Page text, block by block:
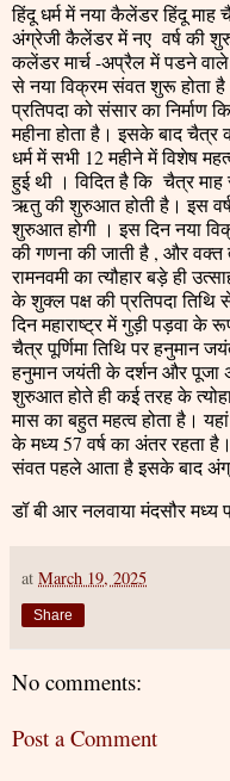
हिंदू धर्म में नया कैलेंडर हिंदू
अंग्रेजी कैलेंडर में नए वर्ष की
कलेंडर मार्च -अप्रैल में पडने
से नया विक्रम संवत शुरू होता
प्रतिपदा को संसार का निर्माण
महीना होता है। इसके बाद
धर्म में सभी 12 महीने में विशेष
हुई थी । विदित है कि चैत्र
ऋतु की शुरुआत होती है। इस वर्ष
शुरुआत होगी । इस दिन नया
की गणना की जाती है , और वक्त
रामनवमी का त्यौहार बड़े ही
के शुक्ल पक्ष की प्रतिपदा
दिन महाराष्ट्र में गुड़ी पड़वा के
चैत्र पूर्णिमा तिथि पर हनुमान
हनुमान जयंती के दर्शन और पूजा
शुरुआत होते ही कई तरह के
मास का बहुत महत्व होता है।
के मध्य 57 वर्ष का अंतर रहता
संवत पहले आता है इसके बाद
डॉ बी आर नलवाया मंदसौर मध्य
at March 19, 2025
Share
No comments:
Post a Comment